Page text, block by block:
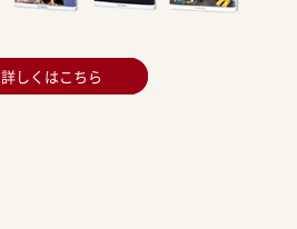
詳しくはこちら